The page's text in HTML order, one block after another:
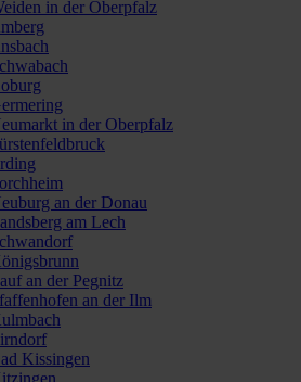
in der Oberpfalz
in der Oberpfalz
an der Donau
am Lech
an der Pegnitz
an der Ilm
Kissingen